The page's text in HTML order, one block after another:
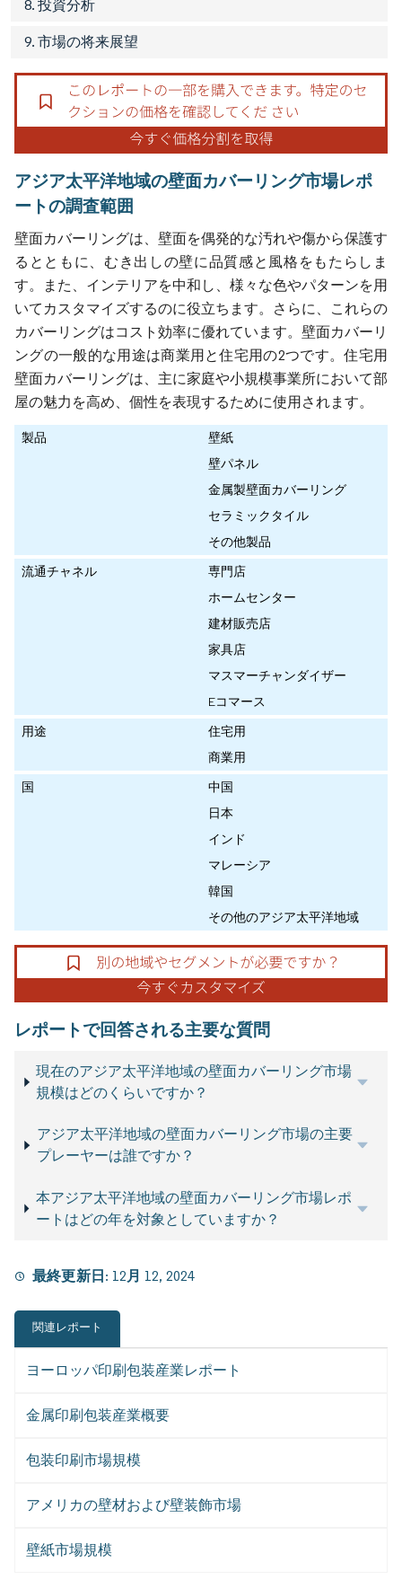
8. 投資分析
9. 市場の将来展望
アジア太平洋地域の壁面カバーリング市場レポ
ートの調査範囲
壁面カバーリングは、壁面を偶発的な汚れや傷から保護す
るとともに、むき出しの壁に品質感と風格をもたらしま
す。また、インテリアを中和し、様々な色やパターンを用
いてカスタマイズするのに役立ちます。さらに、これらの
カバーリングはコスト効率に優れています。壁面カバーリ
ングの一般的な用途は商業用と住宅用の2つです。住宅用
壁面カバーリングは、主に家庭や小規模事業所において部
屋の魅力を高め、個性を表現するために使用されます。
製品
壁紙
壁パネル
金属製壁面カバーリング
セラミックタイル
その他製品
流通チャネル
専門店
ホームセンター
建材販売店
家具店
マスマーチャンダイザー
Eコマース
用途
住宅用
商業用
国
中国
日本
インド
マレーシア
韓国
その他のアジア太平洋地域
レポートで回答される主要な質問
現在のアジア太平洋地域の壁面カバーリング市場
規模はどのくらいですか？
アジア太平洋地域の壁面カバーリング市場の主要
プレーヤーは誰ですか？
本アジア太平洋地域の壁面カバーリング市場レポ
ートはどの年を対象としていますか？
最終更新日: 12月 12, 2024
関連レポート
ヨーロッパ印刷包装産業レポート
金属印刷包装産業概要
包装印刷市場規模
アメリカの壁材および壁装飾市場
壁紙市場規模